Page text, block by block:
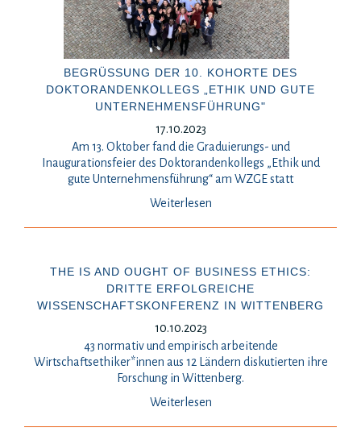
BEGRÜSSUNG DER 10. KOHORTE DES D
OKTORANDENKOLLEGS „ETHIK UND GUTE U
NTERNEHMENSFÜHRUNG"
17.10.2023
Am 13. Oktober fand die Graduierungs- und
Inaugurationsfeier des Doktorandenkollegs „Ethik und
gute Unternehmensführung“ am WZGE statt
Weiterlesen
THE IS AND OUGHT OF BUSINESS ETHICS:
DRITTE ERFOLGREICHE
WISSENSCHAFTSKONFERENZ IN WITTENBERG
10.10.2023
43 normativ und empirisch arbeitende
Wirtschaftsethiker*innen aus 12 Ländern diskutierten ihre
Forschung in Wittenberg.
Weiterlesen